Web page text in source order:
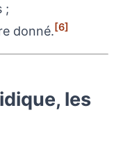
;
donné.[6]
les